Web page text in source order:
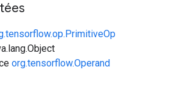
org.tensorflow.Operand